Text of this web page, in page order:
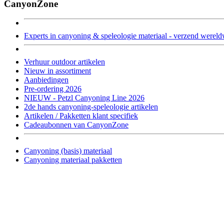
CanyonZone
Experts in canyoning & speleologie materiaal - verzend
Verhuur outdoor artikelen
Nieuw in assortiment
Aanbiedingen
Pre-ordering 2026
NIEUW - Petzl Canyoning Line 2026
2de hands canyoning-speleologie artikelen
Artikelen / Pakketten klant specifiek
Cadeaubonnen van CanyonZone
Canyoning (basis) materiaal
Canyoning materiaal pakketten